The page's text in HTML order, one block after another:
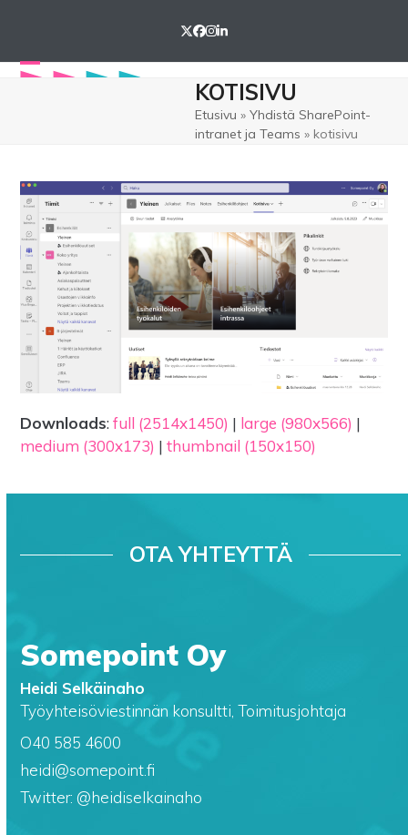
Twitter
Facebook
Instagram
LinkedIn
Open
Close
KOTISIVU
Etusivu »Yhdistä SharePoint-
intranet ja Teams » kotisivu
Downloads:full (2514x1450) | large (980x566) |
medium (300x173) |thumbnail (150x150)
OTA YHTEYTTÄ
Somepoint Oy
Heidi Selkäinaho
Työyhteisöviestinnän konsultti, Toimitusjohtaja
O40 585 4600
heidi@somepoint.fi
Twitter: @heidiselkainaho